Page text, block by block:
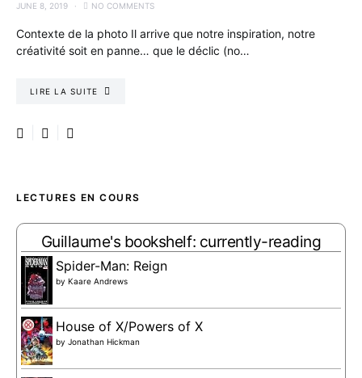
JUNE 8, 2019 NO COMMENTS
Contexte de la photo Il arrive que notre inspiration, notre
créativité soit en panne… que le déclic (no…
LIRE LA SUITE
LECTURES EN COURS
Guillaume's bookshelf: currently-reading
Spider-Man: Reign
by Kaare Andrews
House of X/Powers of X
by Jonathan Hickman